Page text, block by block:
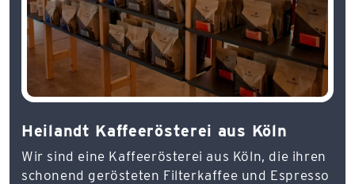
Heilandt Kaffeerösterei aus Köln
Wir sind eine Kaffeerösterei aus Köln, die ihren
schonend gerösteten Filterkaffee und Espresso